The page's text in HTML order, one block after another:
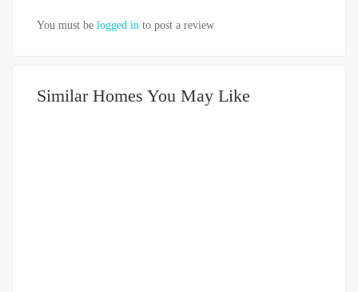
You must be logged in to post a review
Similar Homes You May Like